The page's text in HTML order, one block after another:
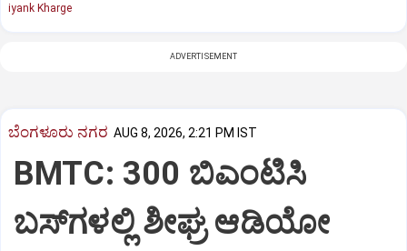
iyank Kharge
ADVERTISEMENT
ಬೆಂಗಳೂರು ನಗರ AUG 8, 2026, 2:21 PM IST
BMTC: 300 ಬಿಎಂಟಿಸಿ
ಬಸ್‌ಗಳಲ್ಲಿ ಶೀಘ್ರ ಆಡಿಯೋ